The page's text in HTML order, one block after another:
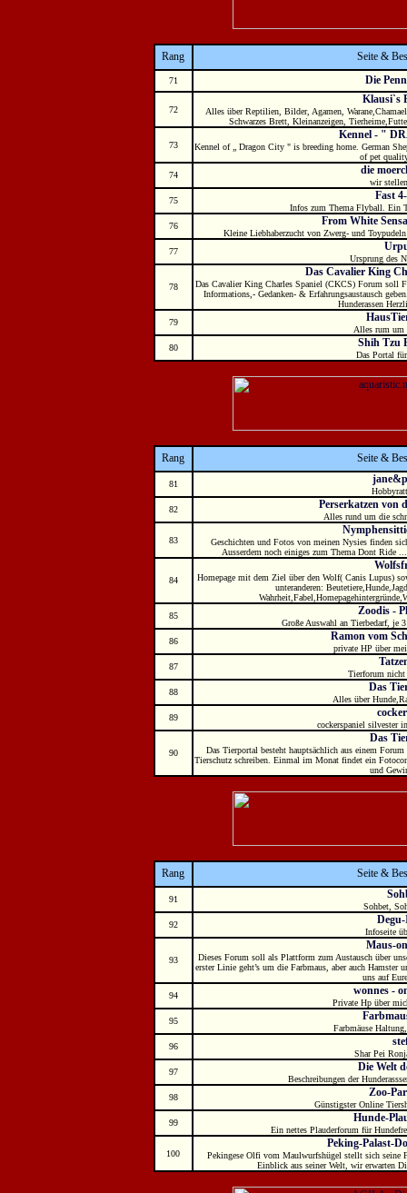
Rang Seite &
71 Die
72
Klausi`s
Alles über Reptilien, Bilder, Agamen,
Schwarzes Brett, Kleinanzeigen,
73
Kennel - "
Kennel of „ Dragon City " is breeding home. German
of pet
74
die
wir
75
Fast
Infos zum Thema Flyball. Ein
76
From White
Kleine Liebhaberzucht von Zwerg- und
77
Ursprung des
78
Das Cavalier King
Das Cavalier King Charles Spaniel (CKCS) Forum soll
Informations,- Gedanken- & Erfahrungsaustausch
Hunderassen
79
Alles rum um
80
Shih Tzu
Das Portal
Rang Seite &
81
82
Perserkatzen von
Alles rund um die
83
Geschichten und Fotos von meinen Nysies finden
Ausserdem noch einiges zum Thema Dont Ride
84
Homepage mit dem Ziel über den Wolf( Canis Lupus)
unteranderen:
85
Zoodis -
Große Auswahl an Tierbedarf, je
86
Ramon vom
private HP über
87
Tierforum nicht
88
Das
Alles über
89
cockerspaniel silvester
90
Das
Das Tierportal besteht hauptsächlich aus einem
Tierschutz schreiben. Einmal im Monat findet ein
und
Rang Seite &
91
Sohbet,
92
Infoseite
93
Maus-
Dieses Forum soll als Plattform zum Austausch über
erster Linie geht’s um die Farbmaus, aber auch Hamster
uns auf
94
wonnes -
Private Hp über
95
Farbmäuse
96
Shar Pei
97
Die Welt
Beschreibungen der
98
Zoo-
Günstigster Online
99
Hunde-
Ein nettes Plauderforum für
100
Peking-Palast-
Pekingese Olfi vom Maulwurfshügel stellt sich seine
Einblick aus seiner Welt, wir erwarten